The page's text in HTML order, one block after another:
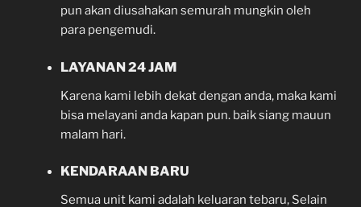
pun akan diusahakan semurah mungkin oleh
para pengemudi.
LAYANAN 24 JAM
Karena kami lebih dekat dengan anda, maka kami
bisa melayani anda kapan pun. baik siang mauun
malam hari.
KENDARAAN BARU
Semua unit kami adalah keluaran tebaru, Selain